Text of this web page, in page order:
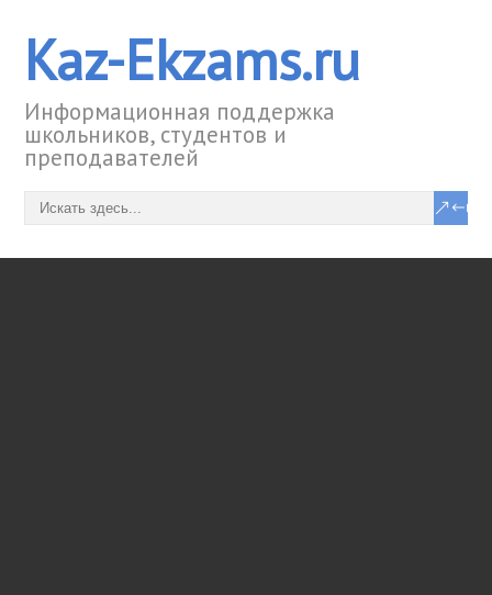
Kaz-Ekzams.ru
Информационная поддержка
школьников, студентов и
преподавателей